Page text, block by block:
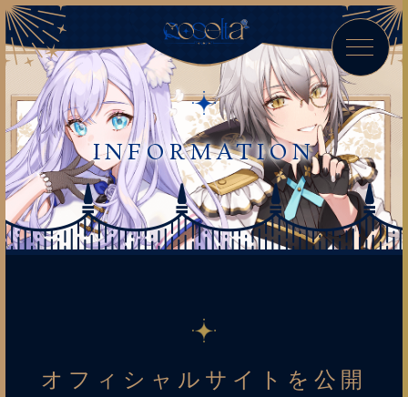
INFORMATION
オフィシャルサイトを公開